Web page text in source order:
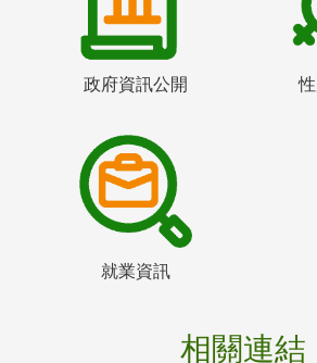
政府資訊公開
就業資訊
相關連結